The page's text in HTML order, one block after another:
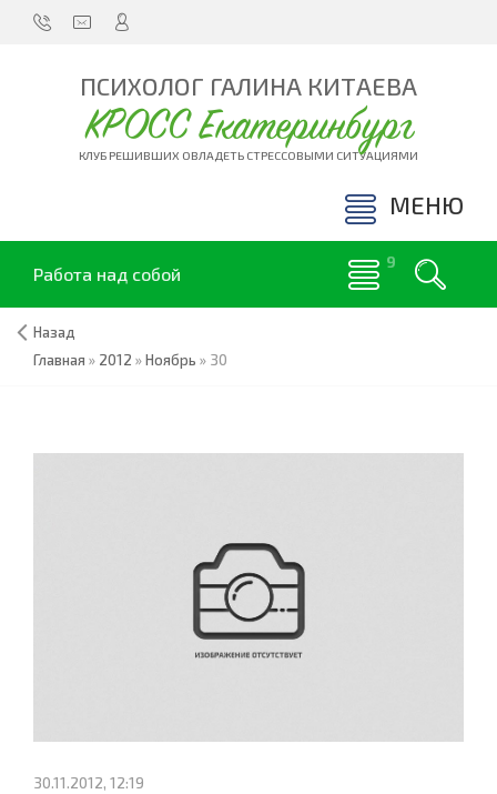
ПСИХОЛОГ ГАЛИНА КИТАЕВА
КРОСС Екатеринбург
КЛУБ РЕШИВШИХ ОВЛАДЕТЬ СТРЕССОВЫМИ СИТУАЦИЯМИ
МЕНЮ
Работа над собой
Назад
Главная » 2012 »Ноябрь » 30
30.11.2012, 12:19